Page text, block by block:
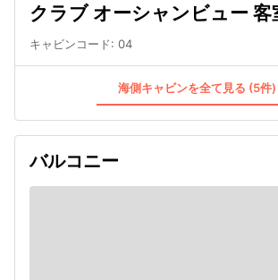
クラブ オーシャンビュー 客
キャビンコード: 04
海側キャビンを全て見る (5件)
バルコニー